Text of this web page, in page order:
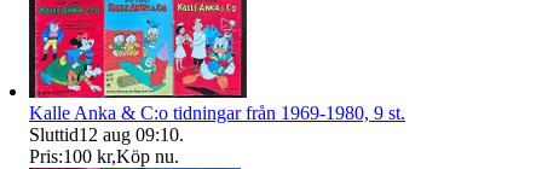
Kalle Anka & C:o tidningar från 1969-1980, 9 st.
Sluttid12 aug 09:10.
Pris:100 kr,Köp nu.